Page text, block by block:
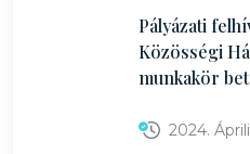
Pályázati
Közösségi
munkakör
2024.